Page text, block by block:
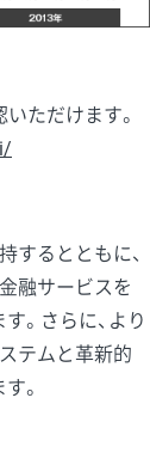
ただけます。
するとともに、
融サービスを
。さらに、より
テムと革新的
。